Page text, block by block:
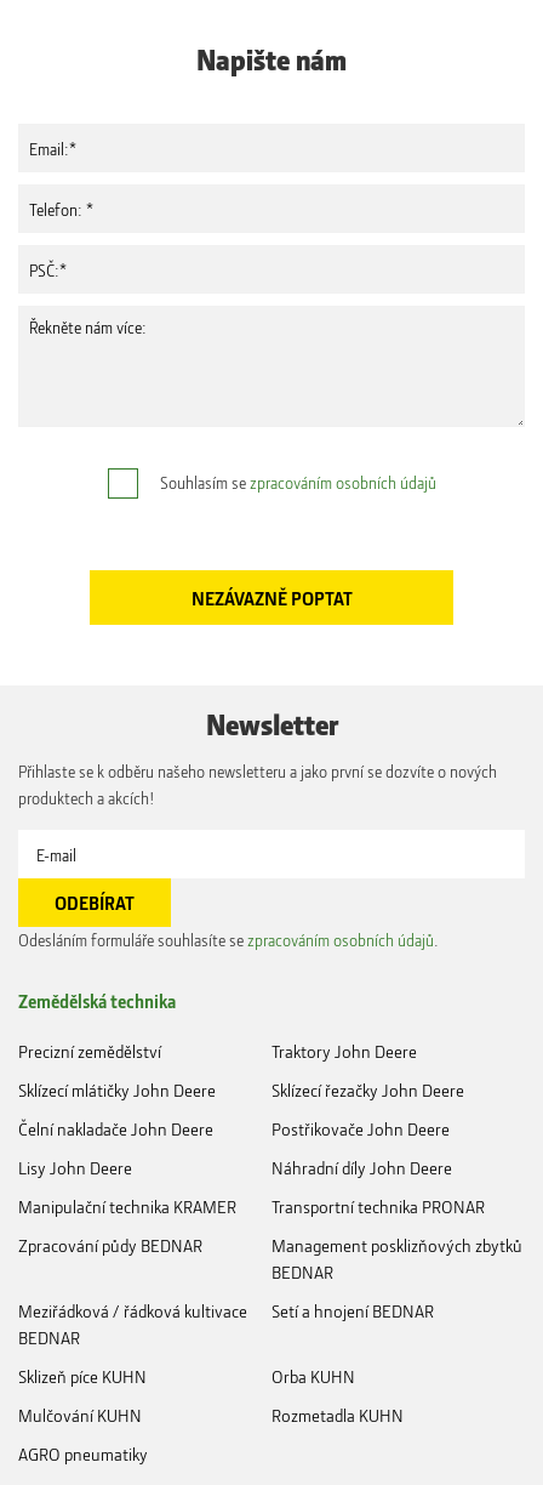
Napište nám
Souhlasím sezpracováním osobních údajů
Newsletter
Přihlaste se k odběru našeho newsletteru a jako první se dozvíte o nových
produktech a akcích!
Odesláním formuláře souhlasíte sezpracováním osobních údajů
Zemědělská technika
Precizní zemědělství
Traktory John Deere
Sklízecí mlátičky John Deere
Sklízecí řezačky John Deere
Čelní nakladače John Deere
Postřikovače John Deere
Lisy John Deere
Náhradní díly John Deere
Manipulační technika KRAMER
Transportní technika PRONAR
Zpracování půdy BEDNAR
Management posklizňových zbytků
BEDNAR
Meziřádková / řádková kultivace
BEDNAR
Setí a hnojení BEDNAR
Sklizeň píce KUHN
Orba KUHN
Mulčování KUHN
Rozmetadla KUHN
AGRO pneumatiky